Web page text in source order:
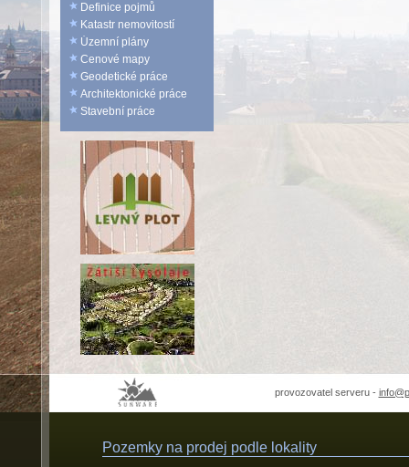
Definice pojmů
Katastr nemovitostí
Územní plány
Cenové mapy
Geodetické práce
Architektonické práce
Stavební práce
provozovatel serveru -
Pozemky na prodej podle lokality